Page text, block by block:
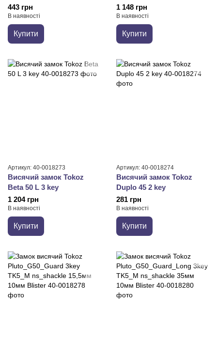
443 грн
В наявності
Купити
1 148 грн
В наявності
Купити
Артикул: 40-0018273
Висячий замок Tokoz
Beta 50 L 3 key
1 204 грн
В наявності
Купити
Артикул: 40-0018274
Висячий замок Tokoz
Duplo 45 2 key
281 грн
В наявності
Купити